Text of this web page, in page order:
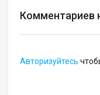
Комментариев
Авторизуйтесь